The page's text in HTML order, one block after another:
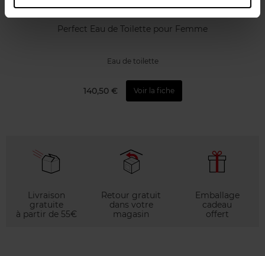
MARC JACOBS
Perfect Eau de Toilette pour Femme
Eau de toilette
140,50 € Voir la fiche
Livraison
gratuite
à partir de 55€
Retour gratuit
dans votre
magasin
Emballage
cadeau
offert